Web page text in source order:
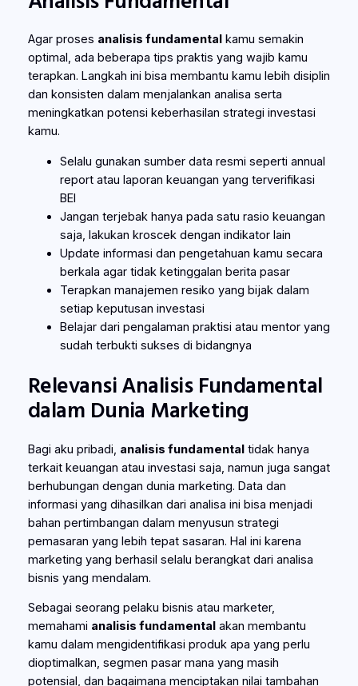
Agar proses analisis fundamentalkamu semakin
optimal, ada beberapa tips praktis yang wajib kamu
terapkan. Langkah ini bisa membantu kamu lebih disiplin
dan konsisten dalam menjalankan analisa serta
meningkatkan potensi keberhasilan strategi investasi
kamu.
Selalu gunakan sumber data resmi seperti annual
report atau laporan keuangan yang terverifikasi
BEI
Jangan terjebak hanya pada satu rasio keuangan
saja, lakukan kroscek dengan indikator lain
Update informasi dan pengetahuan kamu secara
berkala agar tidak ketinggalan berita pasar
Terapkan manajemen resiko yang bijak dalam
setiap keputusan investasi
Belajar dari pengalaman praktisi atau mentor yang
sudah terbukti sukses di bidangnya
Relevansi Analisis Fundamental
dalam Dunia Marketing
Bagi aku pribadi, analisis fundamentaltidak hanya
terkait keuangan atau investasi saja, namun juga sangat
berhubungan dengan dunia marketing. Data dan
informasi yang dihasilkan dari analisa ini bisa menjadi
bahan pertimbangan dalam menyusun strategi
pemasaran yang lebih tepat sasaran. Hal ini karena
marketing yang berhasil selalu berangkat dari analisa
bisnis yang mendalam.
Sebagai seorang pelaku bisnis atau marketer,
memahami analisis fundamental akan membantu
kamu dalam mengidentifikasi produk apa yang perlu
dioptimalkan, segmen pasar mana yang masih
potensial, dan bagaimana menciptakan nilai tambahan